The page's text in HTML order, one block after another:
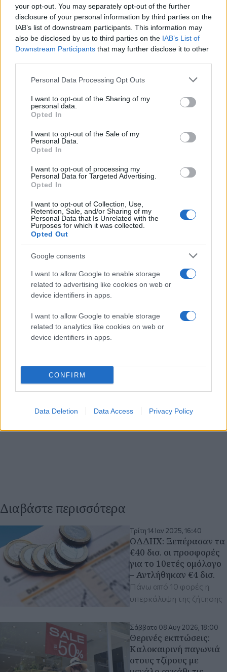
your opt-out. You may separately opt-out of the further
disclosure of your personal information by third parties on the
IAB’s list of downstream participants. This information may
also be disclosed by us to third parties on the IAB’s List of
Downstream Participants that may further disclose it to other
Please note that this website/app uses one or more Google
not limited to your visit or usage behaviour. You may click to
grant or deny consent to Google and its third-party tags to
use your data for below specified purposes in below Google
consent section.
Personal Data Processing Opt Outs
I want to opt-out of the Sharing of my
personal data.
Opted In
I want to opt-out of the Sale of my
Personal Data.
Opted In
I want to opt-out of processing my
Personal Data for Targeted Advertising.
Opted In
I want to opt-out of Collection, Use,
Retention, Sale, and/or Sharing of my
Personal Data that Is Unrelated with the
Purposes for which it was collected.
Opted Out
Google consents
I want to allow Google to enable storage
related to advertising like cookies on web or
device identifiers in apps.
I want to allow Google to enable storage
related to analytics like cookies on web or
device identifiers in apps.
CONFIRM
Data Deletion Data Access Privacy Policy
Διαβάστε περισσότερα
Τρίτη 14 Ιαν 2025, 16:40
ΟΔΔΗΧ: Ξεπέρασαν τα
€40 δισ. οι προσφορές
για το 10ετές ομόλογο
– Αντλήθηκαν €4 δισ.
Πάνω από 10 φορές η
υπερκάλυψη της ζήτησης
Σάββατο 08 Αυγ 2026, 18:00
Θερινές εκπτώσεις:
Καλοκαιρινή παγωνιά
στους τζίρους με